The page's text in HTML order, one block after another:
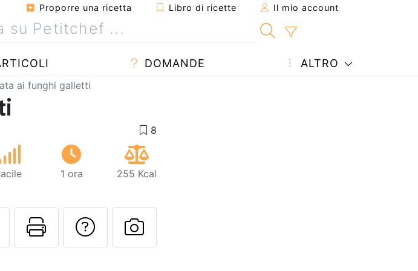
Proporre una ricetta Libro di ricette Il mio account
DOMANDE ALTRO
ai funghi galletti
1 ora 255 Kcal
Invia questa ricetta ad un amico
Stampa la ricetta
Contatta l'autore della Ricetta
Pubblica la foto di questa